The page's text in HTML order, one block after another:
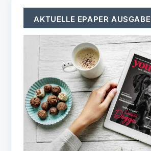
AKTUELLE EPAPER AUSGABE